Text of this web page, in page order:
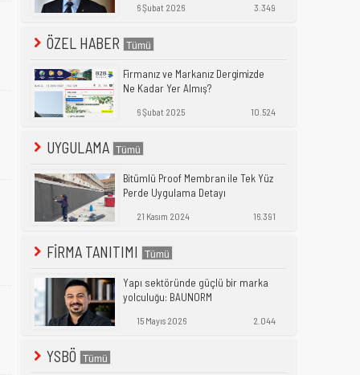
6 Şubat 2026 3.349
ÖZEL HABER
Firmanız ve Markanız Dergimizde
Ne Kadar Yer Almış?
6 Şubat 2025 10.524
UYGULAMA
Bitümlü Proof Membran ile Tek Yüz
Perde Uygulama Detayı
21 Kasım 2024 16.391
FİRMA TANITIMI
Yapı sektöründe güçlü bir marka
yolculuğu: BAUNORM
15 Mayıs 2026 2.044
YSBÖ